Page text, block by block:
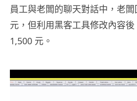
員工與老闆的聊天對話中，老
元，但利用黑客工具修改內容
1,500 元。